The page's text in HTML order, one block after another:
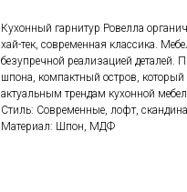
Кухонный гарнитур Ровелла
хай-тек, современная классика.
безупречной реализацией
шпона, компактный остров, который
актуальным трендам кухонной
Стиль: Современные, лофт,
Материал: Шпон, МДФ